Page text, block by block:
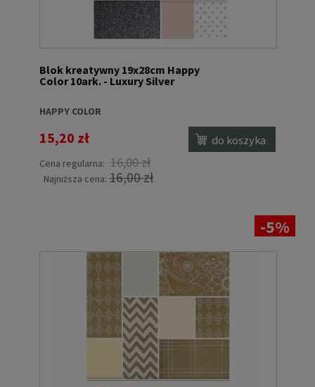
Blok kreatywny 19x28cm Happy
Color 10ark. - Luxury Silver
HAPPY COLOR
15,20 zł
Cena regularna: 16,00 zł
Najniższa cena: 16,00 zł
do koszyka
-5%